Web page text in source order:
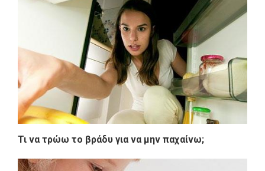
Τι να τρώω το βράδυ για να μην παχαίνω;